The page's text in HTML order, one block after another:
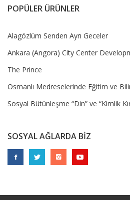
POPÜLER ÜRÜNLER
Alagözlüm Senden Ayrı Geceler
Ankara (Angora) City Center
The Prince
Osmanlı Medreselerinde Eğitim ve
Sosyal Bütünleşme “Din” ve “Kimlik
SOSYAL AĞLARDA BİZ